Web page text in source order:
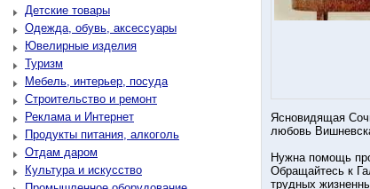
Детские товары
Одежда, обувь, аксессуары
Ювелирные изделия
Туризм
Мебель, интерьер, посуда
Строительство и ремонт
Реклама и Интернет
Продукты питания, алкоголь
Отдам даром
Культура и искусство
Ясновидящая
любовь
Нужна помощь
Обращайтесь к
трудных